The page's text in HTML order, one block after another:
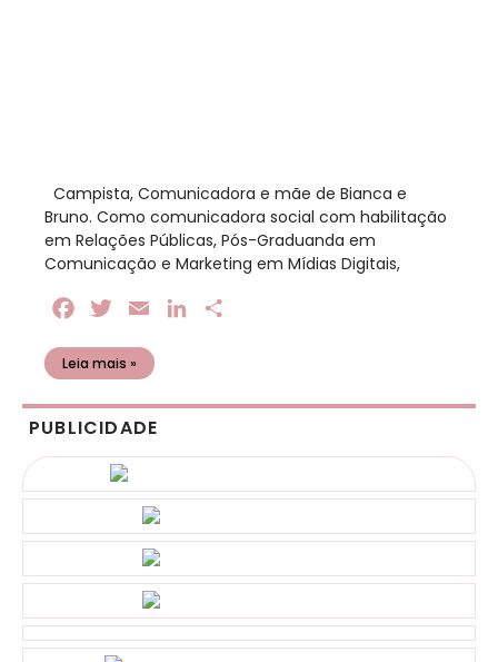
​ Campista, Comunicadora e mãe de Bianca e
Bruno. Como comunicadora social com habilitação
em Relações Públicas, Pós-Graduanda em
Comunicação e Marketing em Mídias Digitais,
FacebookTwitterEmail LinkedIn
Leia mais »
PUBLICIDADE